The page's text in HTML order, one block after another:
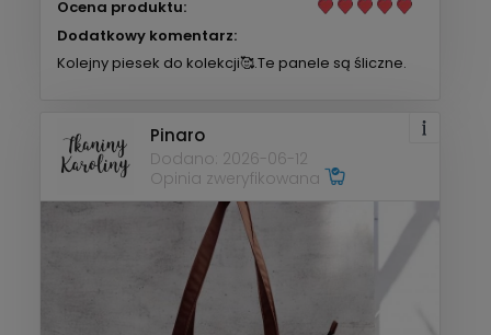
Ocena produktu:
Dodatkowy komentarz:
Kolejny piesek do kolekcji🥰.Te panele są śliczne.
Pinaro
Dodano: 2026-06-12
Opinia zweryfikowana